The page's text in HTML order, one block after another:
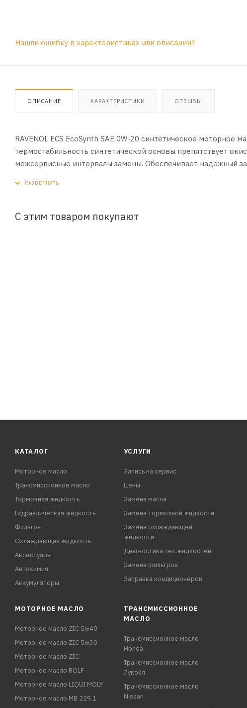
Нашли ошибку в характеристиках или описании?
ОПИСАНИЕ ХАРАКТЕРИСТИКИ ОТЗЫВЫ
RAVENOL ECS EcoSynth SAE 0W-20 синтетическое
термостабильность синтетической основы препятствует
межсервисные интервалы замены. Обеспечивает надёжный
Предотвращает образование нагара и лакообразных
С этим товаром покупают
КАТАЛОГ
Моторное масло
Трансмиссионное масло
Тормозная жидкость
Гидравлическая жидкость
Фильтры
Охлаждающая жидкость
Аксессуары
Автохимия
Аккумуляторы
УСЛУГИ
Запись на сервис
Цены
Замена масла
Замена тормозной жидкости
Замена охлаждающей
жидкости
Диагностика тех.жидкостей
Замена фильтров
Заправка кондиционеров
МОТОРНОЕ МАСЛО
Моторное масло ZIC 5w40
Моторное масло ZIC 5w30
Моторное масло ZIC
Моторное масло ROLF
Моторное масло LIQUI MOLY
Моторное масло MB 229.1
ТРАНСМИССИОННОЕ
МАСЛО
Трансмиссионное масло
Honda
Трансмиссионное масло
Лукойл
Трансмиссионное масло
Nissan